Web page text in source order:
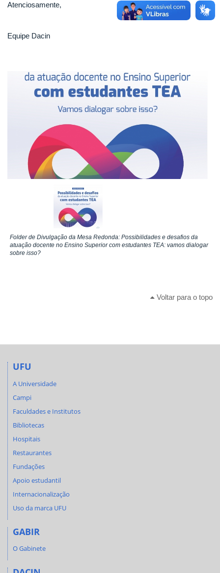
Atenciosamente,
Equipe Dacin
Folder de Divulgação da Mesa Redonda: Possibilidades e desafios da
atuação docente no Ensino Superior com estudantes TEA: vamos dialogar
sobre isso?
Voltar para o topo
UFU
A Universidade
Campi
Faculdades e Institutos
Bibliotecas
Hospitais
Restaurantes
Fundações
Apoio estudantil
Internacionalização
Uso da marca UFU
GABIR
O Gabinete